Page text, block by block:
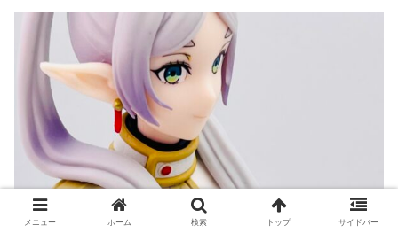
メニュー ホーム 検索 トップ サイドバー